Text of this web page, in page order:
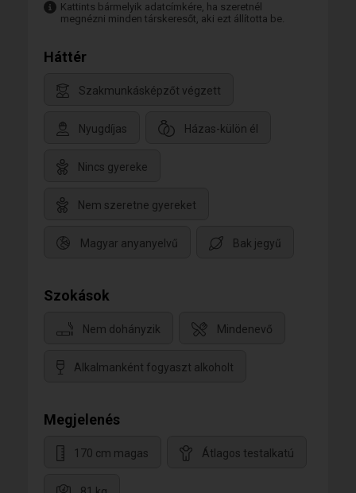
Kattints bármelyik adatcímkére, ha szeretnél
megnézni minden társkeresőt, aki ezt állította be.
Háttér
Szakmunkásképzőt végzett
Nyugdíjas Házas-külön él
Nincs gyereke
Nem szeretne gyereket
Magyar anyanyelvű Bak jegyű
Szokások
Nem dohányzik Mindenevő
Alkalmanként fogyaszt alkoholt
Megjelenés
170 cm magas Átlagos testalkatú